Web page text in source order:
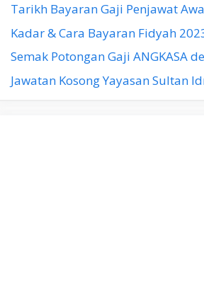
Tarikh Bayaran Gaji Penjawat
Kadar & Cara Bayaran Fidyah
Semak Potongan Gaji ANGKASA
Jawatan Kosong Yayasan Sultan